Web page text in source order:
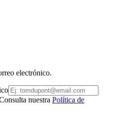
electrónico.
nuestra Política de